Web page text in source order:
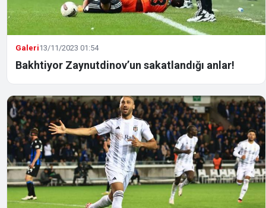
Galeri13/11/2023 01:54
Bakhtiyor Zaynutdinov’un sakatlandığı anlar!